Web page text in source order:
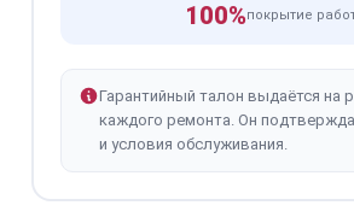
100%покрытие
Гарантийный талон выдаётся на
каждого ремонта. Он
и условия обслуживания.